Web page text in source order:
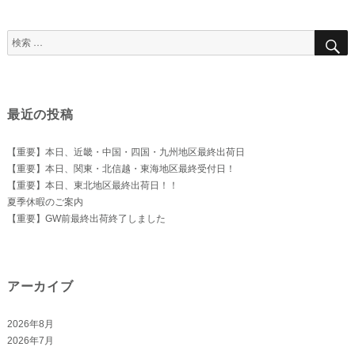
ー
シ
ョ
検
索
最近の投稿
【重要】本日、近畿・中国・四国・九州地区最終出荷日
【重要】本日、関東・北信越・東海地区最終受付日！
【重要】本日、東北地区最終出荷日！！
夏季休暇のご案内
【重要】GW前最終出荷終了しました
アーカイブ
2026年8月
2026年7月